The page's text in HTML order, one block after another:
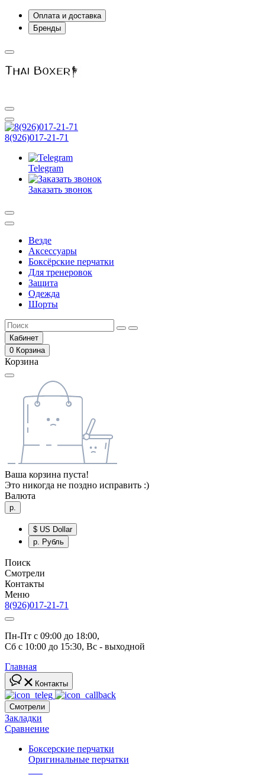
Оплата и доставка
Бренды
8(926)017-21-71
Telegram
Заказать звонок
Везде
Аксессуары
Боксёрские перчатки
Для тренеровок
Защита
Одежда
Шорты
Кабинет
0 Корзина
Корзина
Ваша корзина пуста!
Это никогда не поздно исправить :)
Валюта
р.
$ US Dollar
р. Рубль
Поиск
Смотрели
Контакты
Меню
8(926)017-21-71
Пн-Пт с 09:00 до 18:00,
Сб с 10:00 до 15:30, Вс - выходной
Главная
Контакты
Смотрели
Закладки
Сравнение
Боксерские перчатки
Оригинальные перчатки